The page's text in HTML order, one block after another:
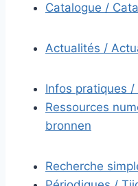
Catalogue /
Actualités /
Infos pratiques
Ressources
bronnen
Recherche